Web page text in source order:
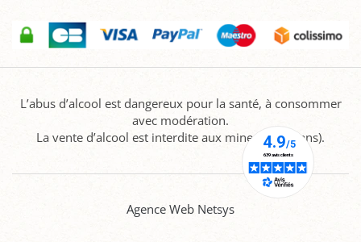
L’abus d’alcool est dangereux pour la santé, à consommer
avec modération.
La vente d’alcool est interdite aux mineurs (-18 ans).
Agence Web Netsys